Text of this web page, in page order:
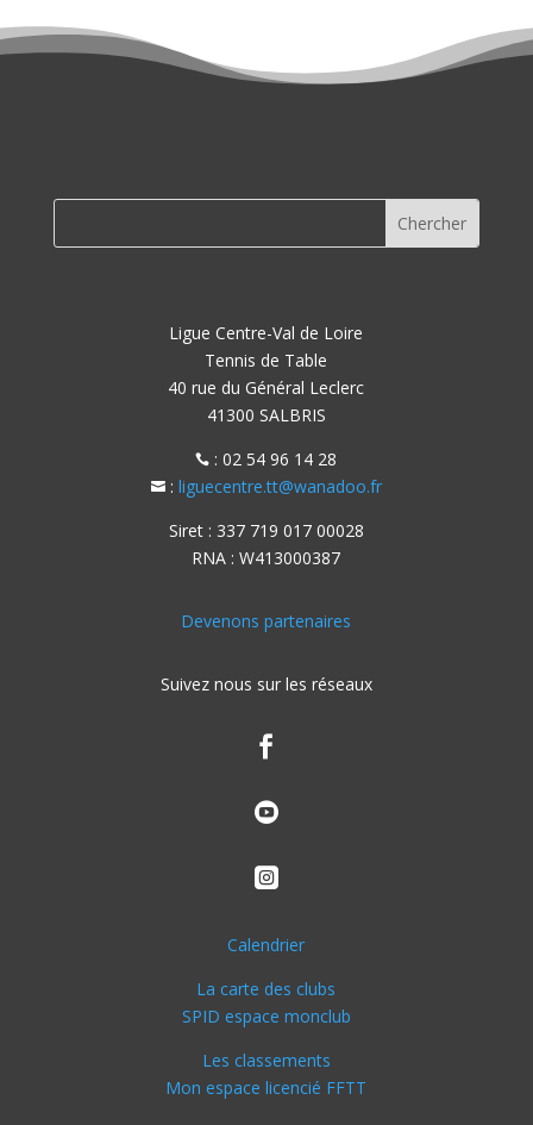
Ligue Centre-Val de Loire
Tennis de Table
40 rue du Général Leclerc
41300 SALBRIS
 : 02 54 96 14 28
: liguecentre.tt@wanadoo.fr
Siret : 337 719 017 00028
RNA : W413000387
Devenons partenaires
Suivez nous sur les réseaux



Calendrier
La carte des clubs
SPID espace monclub
Les classements
Mon espace licencié FFTT